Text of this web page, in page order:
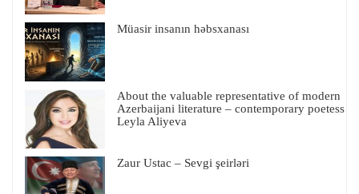
Müasir insanın həbsxanası
About the valuable representative of modern
Azerbaijani literature – contemporary poetess
Leyla Aliyeva
Zaur Ustac – Sevgi şeirləri